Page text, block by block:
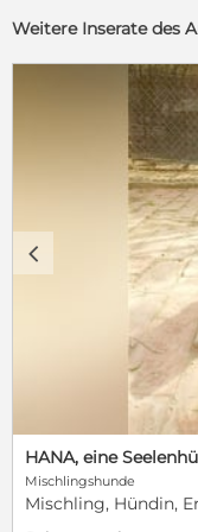
Weitere Inserate des
c
HANA, eine
Mischlingshunde
Mischling, Hündin,